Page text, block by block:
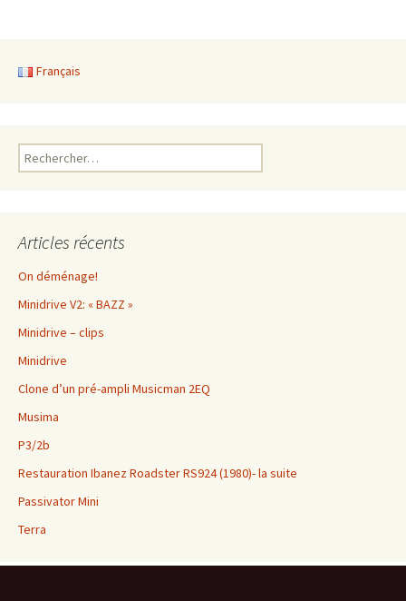
Français
Rechercher :
Articles récents
On déménage!
Minidrive V2: « BAZZ »
Minidrive – clips
Minidrive
Clone d’un pré-ampli Musicman 2EQ
Musima
P3/2b
Restauration Ibanez Roadster RS924 (1980)- la suite
Passivator Mini
Terra